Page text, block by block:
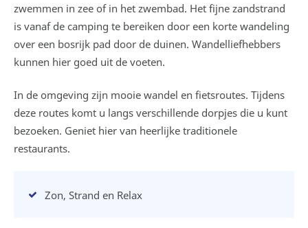
zwemmen in zee of in het zwembad. Het fijne zandstrand
is vanaf de camping te bereiken door een korte wandeling
over een bosrijk pad door de duinen. Wandelliefhebbers
kunnen hier goed uit de voeten.
In de omgeving zijn mooie wandel en fietsroutes. Tijdens
deze routes komt u langs verschillende dorpjes die u kunt
bezoeken. Geniet hier van heerlijke traditionele
restaurants.
Zon, Strand en Relax